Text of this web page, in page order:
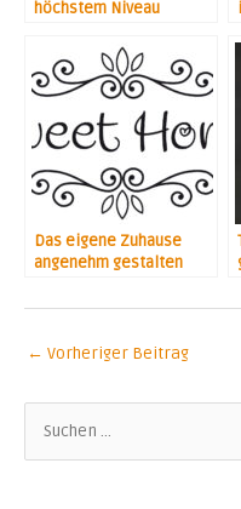
höchstem Niveau
Das eigene Zuhause
angenehm gestalten
← Vorheriger Beitrag